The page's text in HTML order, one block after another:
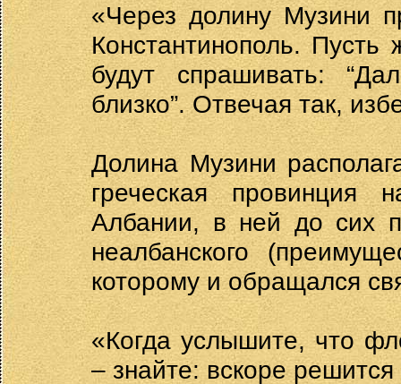
«Через долину Музини
Константинополь.
будут спрашивать:
близко”. Отвечая так,
Долина Музини
греческая провинция
Албании, в ней до сих
неалбанского
которому и обращался
«Когда услышите, что
– знайте: вскоре